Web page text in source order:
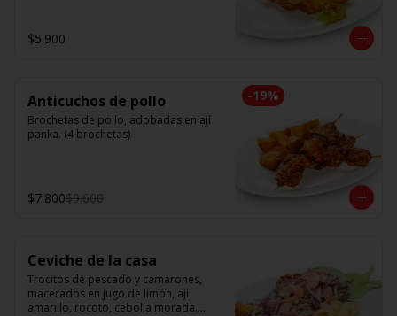
$5.900
-19%
Anticuchos de pollo
Brochetas de pollo, adobadas en ají
panka. (4 brochetas)
$7.800$9.600
Ceviche de la casa
Trocitos de pescado y camarones,
macerados en jugo de limón, ají
amarillo, rocoto, cebolla morada.